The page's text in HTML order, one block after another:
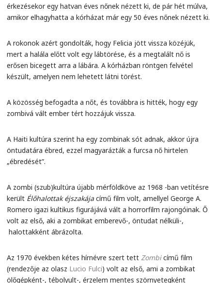
érkezésekor egy hatvan éves nőnek nézett ki, de pár hét múlva,
amikor elhagyhatta a kórházat már egy 50 éves nőnek nézett ki.
A rokonok azért gondolták, hogy Felicia jött vissza közéjük,
mert a halála előtt volt egy lábtörése, és a megtalált nő is
erősen bicegett arra a lábára. A kórházban röntgen felvétel
készült, amelyen nem lehetett látni törést.
A közösség befogadta a nőt, és továbbra is hitték, hogy egy
zombivá vált ember tért hozzájuk vissza.
A Haiti kultúra szerint ha egy zombinak sót adnak, akkor újra
öntudatára ébred, ezzel magyarázták a furcsa nő hirtelen
„ébredését”.
A zombi (szub)kultúra újabb mérföldköve az 1968 -ban vetítésre
került Élőhalottak éjszakája című film volt, amellyel George A.
Romero igazi kultikus figurájává vált a horrorfilm rajongóinak. Ő
volt az első, aki a zombikat emberevő-, öntudat nélküli-,
halottakként ábrázolta.
Az 1970 években kétes hírnévre szert tett Zombicímű film
(rendezője az olasz Lucio Fulci) volt az első, ami a zombikat
ölőgépként-, tébolyult-, érzelem mentes szörnyetegként